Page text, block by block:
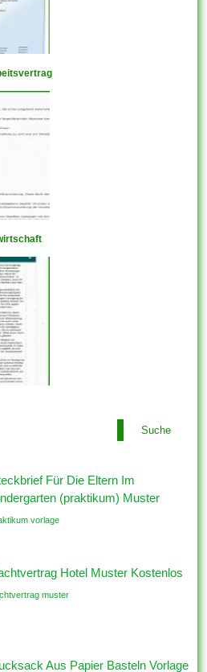
Suche
Für Die Eltern Im
(praktikum) Muster
vorlage
Hotel Muster Kostenlos
muster
Aus Papier Basteln Vorlage